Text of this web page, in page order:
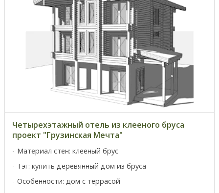
Четырехэтажный отель из клееного бруса
проект "Грузинская Мечта"
Материал стен: клееный брус
Тэг: купить деревянный дом из бруса
Особенности: дом с террасой